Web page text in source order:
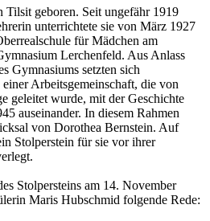
geboren. Seit ungefähr 1919
unterrichtete sie von März 1927
für Mäd­chen am
Lerchenfeld. Aus Anlass
Gymnasiums setzten sich
Arbeits­ge­mein­­schaft, die von
geleitet wurde, mit der Geschichte
auseinander. In diesem Rahmen
von Do­ro­thea Bernstein. Auf
Stolperstein für sie vor ihrer
Stolpersteins am 14. November
Maris Hubschmid folgende Rede: